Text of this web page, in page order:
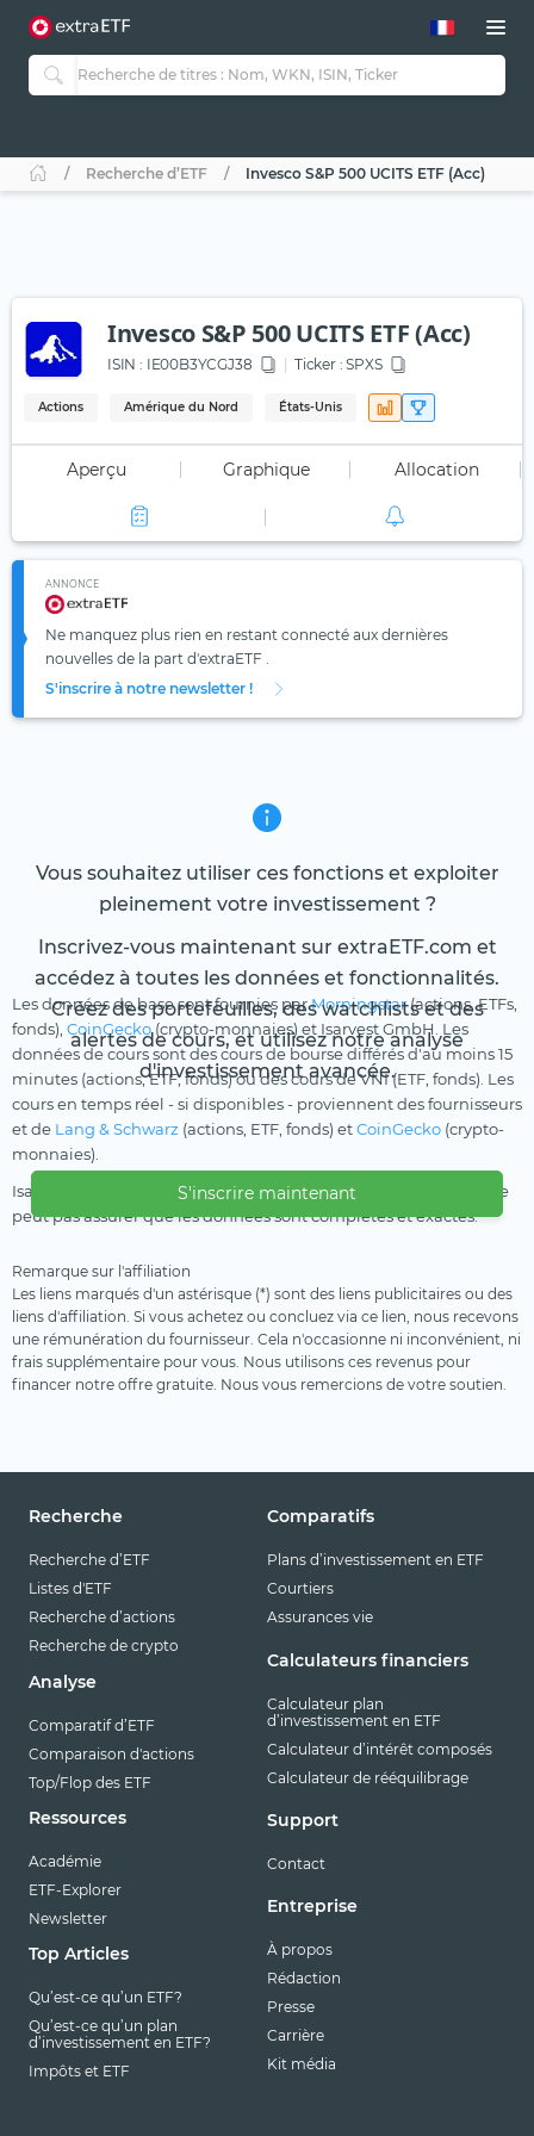
Recherche d’ETF Invesco S&P 500 UCITS ETF (Acc)
Invesco S&P 500 UCITS ETF (Acc)
ISIN : IE00B3YCGJ38 Ticker : SPXS
Actions Amérique du Nord États-Unis
Aperçu Graphique Allocation
ANNONCE
Ne manquez plus rien en restant connecté aux dernières
nouvelles de la part d'extraETF .
S'inscrire à notre newsletter !
Vous souhaitez utiliser ces fonctions et exploiter
pleinement votre investissement ?
Inscrivez-vous maintenant sur extraETF.com et
accédez à toutes les données et fonctionnalités.
Créez des portefeuilles, des watchlists et des
alertes de cours, et utilisez notre analyse
d'investissement avancée.
S'inscrire maintenant
Les données de base sont fournies parMorningstar(actions, ETFs,
fonds), CoinGecko(crypto-monnaies) et Isarvest GmbH. Les
données de cours sont des cours de bourse différés d'au moins 15
minutes (actions, ETF, fonds) ou des cours de VNI (ETF, fonds). Les
cours en temps réel - si disponibles - proviennent des fournisseurs
et de Lang & Schwarz (actions, ETF, fonds) etCoinGecko (crypto-
monnaies).
Isarvest GmbH ne garantit pas les informations présentées et ne
peut pas assurer que les données sont complètes et exactes.
Remarque sur l'affiliation
Les liens marqués d'un astérisque (*) sont des liens publicitaires ou des
liens d'affiliation. Si vous achetez ou concluez via ce lien, nous recevons
une rémunération du fournisseur. Cela n'occasionne ni inconvénient, ni
frais supplémentaire pour vous. Nous utilisons ces revenus pour
financer notre offre gratuite. Nous vous remercions de votre soutien.
Recherche
Recherche d’ETF
Listes d'ETF
Recherche d’actions
Recherche de crypto
Analyse
Comparatif d’ETF
Comparaison d'actions
Top/Flop des ETF
Ressources
Académie
ETF-Explorer
Newsletter
Top Articles
Qu’est-ce qu’un ETF?
Qu’est-ce qu’un plan
d’investissement en ETF?
Impôts et ETF
Comparatifs
Plans d’investissement en ETF
Courtiers
Assurances vie
Calculateurs financiers
Calculateur plan
d’investissement en ETF
Calculateur d’intérêt composés
Calculateur de rééquilibrage
Support
Contact
Entreprise
À propos
Rédaction
Presse
Carrière
Kit média